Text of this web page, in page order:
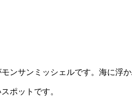
ンサンミッシェルです。海に浮
ポットです。